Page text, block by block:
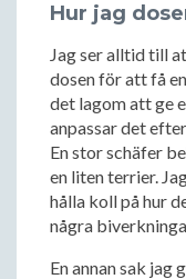
Hur jag
Jag ser alltid till
dosen för att få
det lagom att ge
anpassar det
En stor schäfer
en liten terrier.
hålla koll på hur
några
En annan sak jag